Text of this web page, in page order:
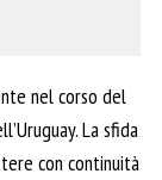
nel corso del
La sfida
con continuità